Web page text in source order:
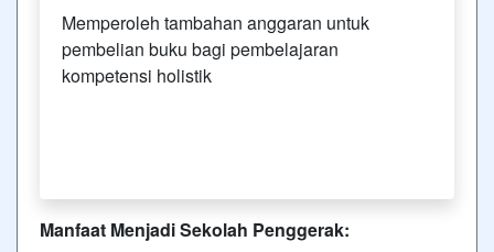
Memperoleh tambahan anggaran untuk
pembelian buku bagi pembelajaran
kompetensi holistik
Manfaat Menjadi Sekolah Penggerak: